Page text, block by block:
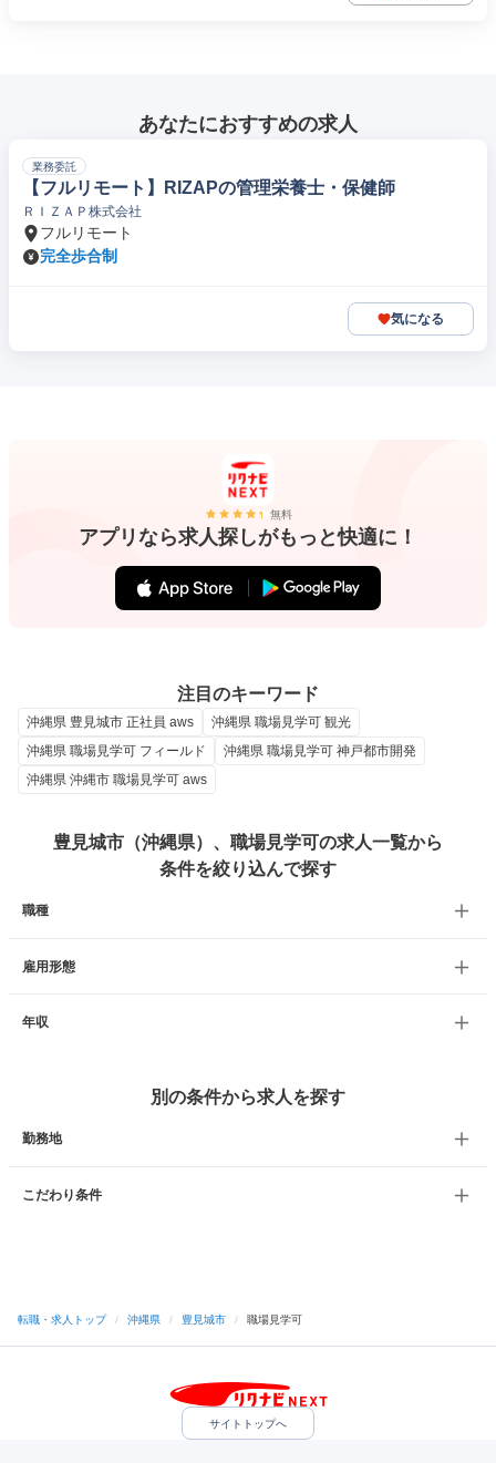
あなたにおすすめの求人
業務委託
【フルリモート】RIZAPの管理栄養士・保健師
ＲＩＺＡＰ株式会社
フルリモート
完全歩合制
気になる
無料
アプリなら求人探しがもっと快適に！
注目のキーワード
沖縄県 豊見城市 正社員 aws
沖縄県 職場見学可 観光
沖縄県 職場見学可 フィールド
沖縄県 職場見学可 神戸都市開発
沖縄県 沖縄市 職場見学可 aws
豊見城市（沖縄県）、職場見学可の求人一覧から
条件を絞り込んで探す
職種
雇用形態
年収
別の条件から求人を探す
勤務地
こだわり条件
転職・求人トップ / 沖縄県 / 豊見城市 / 職場見学可
サイトトップへ